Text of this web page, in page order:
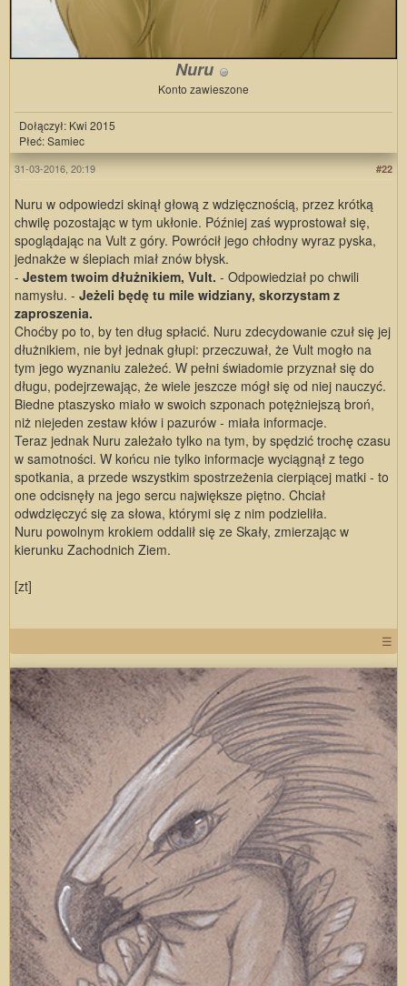
Nuru
Konto zawieszone
Dołączył: Kwi 2015
Płeć: Samiec
#22
31-03-2016, 20:19
Nuru w odpowiedzi skinął głową z wdzięcznością, przez krótką
chwilę pozostając w tym ukłonie. Później zaś wyprostował się,
spoglądając na Vult z góry. Powrócił jego chłodny wyraz pyska,
jednakże w ślepiach miał znów błysk.
- Jestem twoim dłużnikiem, Vult. - Odpowiedział po chwili
namysłu. - Jeżeli będę tu mile widziany, skorzystam z
zaproszenia.
Choćby po to, by ten dług spłacić. Nuru zdecydowanie czuł się jej
dłużnikiem, nie był jednak głupi: przeczuwał, że Vult mogło na
tym jego wyznaniu zależeć. W pełni świadomie przyznał się do
długu, podejrzewając, że wiele jeszcze mógł się od niej nauczyć.
Biedne ptaszysko miało w swoich szponach potężniejszą broń,
niż niejeden zestaw kłów i pazurów - miała informacje.
Teraz jednak Nuru zależało tylko na tym, by spędzić trochę czasu
w samotności. W końcu nie tylko informacje wyciągnął z tego
spotkania, a przede wszystkim spostrzeżenia cierpiącej matki - to
one odcisnęły na jego sercu największe piętno. Chciał
odwdzięczyć się za słowa, którymi się z nim podzieliła.
Nuru powolnym krokiem oddalił się ze Skały, zmierzając w
kierunku Zachodnich Ziem.
[zt]
☰